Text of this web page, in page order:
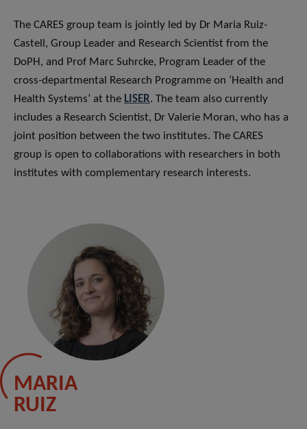
The CARES group team is jointly led by Dr Maria Ruiz-
Castell, Group Leader and Research Scientist from the
DoPH, and Prof Marc Suhrcke, Program Leader of the
cross-departmental Research Programme on ‘Health and
Health Systems’ at the LISER. The team also currently
includes a Research Scientist, Dr Valerie Moran, who has a
joint position between the two institutes. The CARES
group is open to collaborations with researchers in both
institutes with complementary research interests.
MARIA
RUIZ